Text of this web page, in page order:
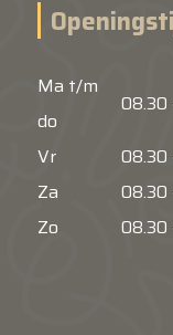
Ma t/m
do
08.30
Vr
08.30
Za
08.30
Zo
08.30